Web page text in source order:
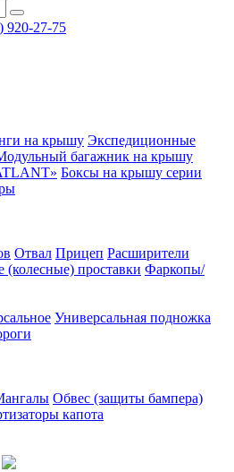
920-27-75
на крышу Экспедиционные
багажник на крышу
Боксы на крышу серии
Отвал Прицеп Расширители
проставки Фаркопы/
Универсальная подножка
Обвес (защиты бампера)
капота